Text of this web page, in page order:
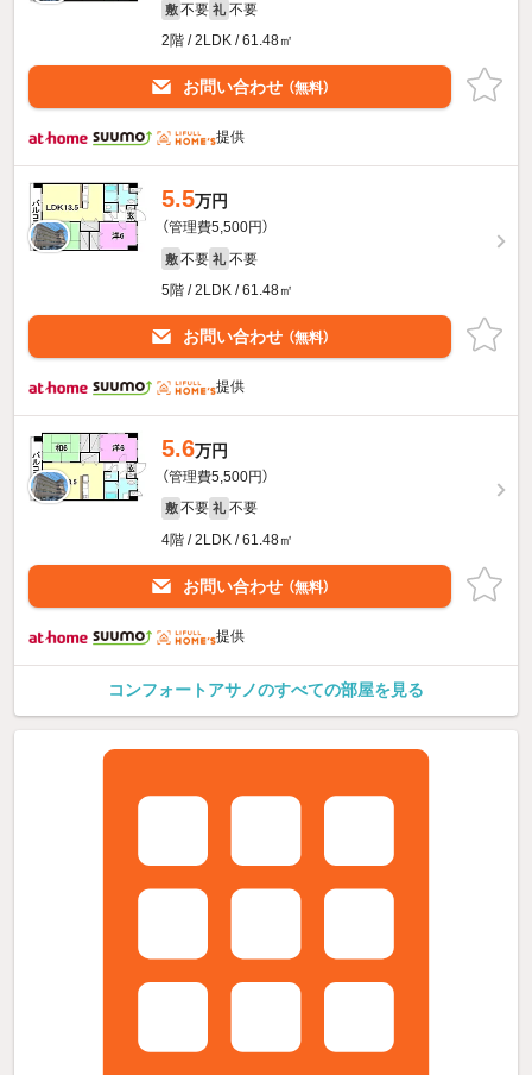
敷 不要 礼 不要
2階 / 2LDK / 61.48㎡
お問い合わせ （無料）
提供
5.5万円
（管理費5,500円）
敷 不要 礼 不要
5階 / 2LDK / 61.48㎡
お問い合わせ （無料）
提供
5.6万円
（管理費5,500円）
敷 不要 礼 不要
4階 / 2LDK / 61.48㎡
お問い合わせ （無料）
提供
コンフォートアサノのすべての部屋を見る